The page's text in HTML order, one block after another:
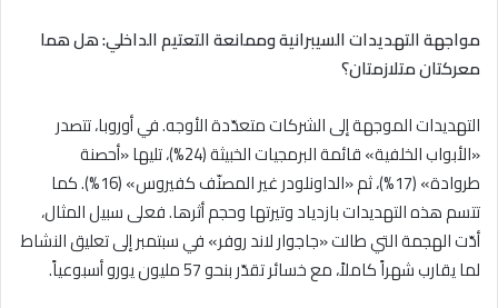
مواجهة التهديدات السيبرانية وممانعة التعتيم الداخلي: هل هما
معركتان متلازمتان؟
التهديدات الموجهة إلى الشركات متعدّدة الأوجه. في أوروبا، تتصدر
«الأبواب الخلفية» قائمة البرمجيات الخبيثة (24%)، تليها «أحصنة
طروادة» (17%)، ثم «الداونلودر غير المصنّف كفيروس» (16%). كما
تتسم هذه التهديدات بازدياد وتيرتها وحجم أثرها. فعلى سبيل المثال،
أدّت الهجمة التي طالت «جاجوار لاند روفر» في سبتمبر إلى تعليق النشاط
لما يقارب شهراً كاملاً، مع خسائر تقدّر بنحو 57 مليون يورو أسبوعياً.